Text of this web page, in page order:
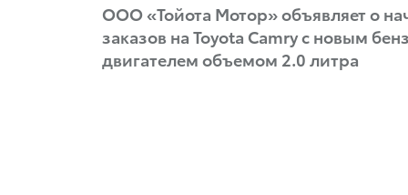
ООО «Тойота Мотор» объявляет о
заказов на Toyota Camry с новым
двигателем объемом 2.0 литра